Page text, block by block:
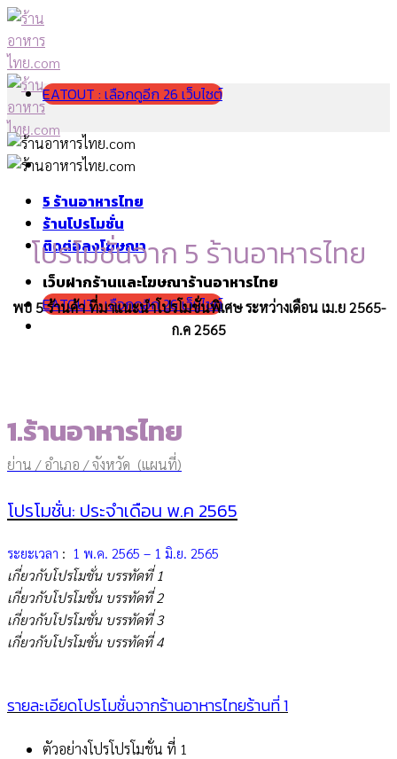
Skip
to
content
5 ร้านอาหารไทย
ร้านโปรโมชั่น
ติดต่อลงโฆษณา
เว็บฝากร้านและโฆษณาร้านอาหารไทย
EATOUT : เลือกดูอีก 26 เว็บไซต์
EATOUT : เลือกดูอีก 26 เว็บไซต์
โปรโมชั่นจาก 5 ร้านอาหารไทย
พบ 5 ร้านค้า ที่มาแนะนำโปรโมชั่นพิเศษ ระหว่างเดือน เม.ย 2565-
ก.ค 2565
1.ร้านอาหารไทย
ย่าน / อำเภอ / จังหวัด (แผนที่)
โปรโมชั่น: ประจำเดือน พ.ค 2565
ระยะเวลา : 1 พ.ค. 2565 – 1 มิ.ย. 2565
เกี่ยวกับโปรโมชั่น บรรทัดที่ 1
เกี่ยวกับโปรโมชั่น บรรทัดที่ 2
เกี่ยวกับโปรโมชั่น บรรทัดที่ 3
เกี่ยวกับโปรโมชั่น บรรทัดที่ 4
รายละเอียดโปรโมชั่นจากร้านอาหารไทยร้านที่ 1
ตัวอย่างโปรโปรโมชั่น ที่ 1